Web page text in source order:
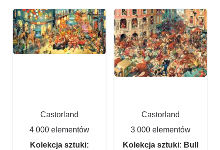
Castorland
4 000 elementów
Kolekcja sztuki:
Castorland
3 000 elementów
Kolekcja sztuki: Bull